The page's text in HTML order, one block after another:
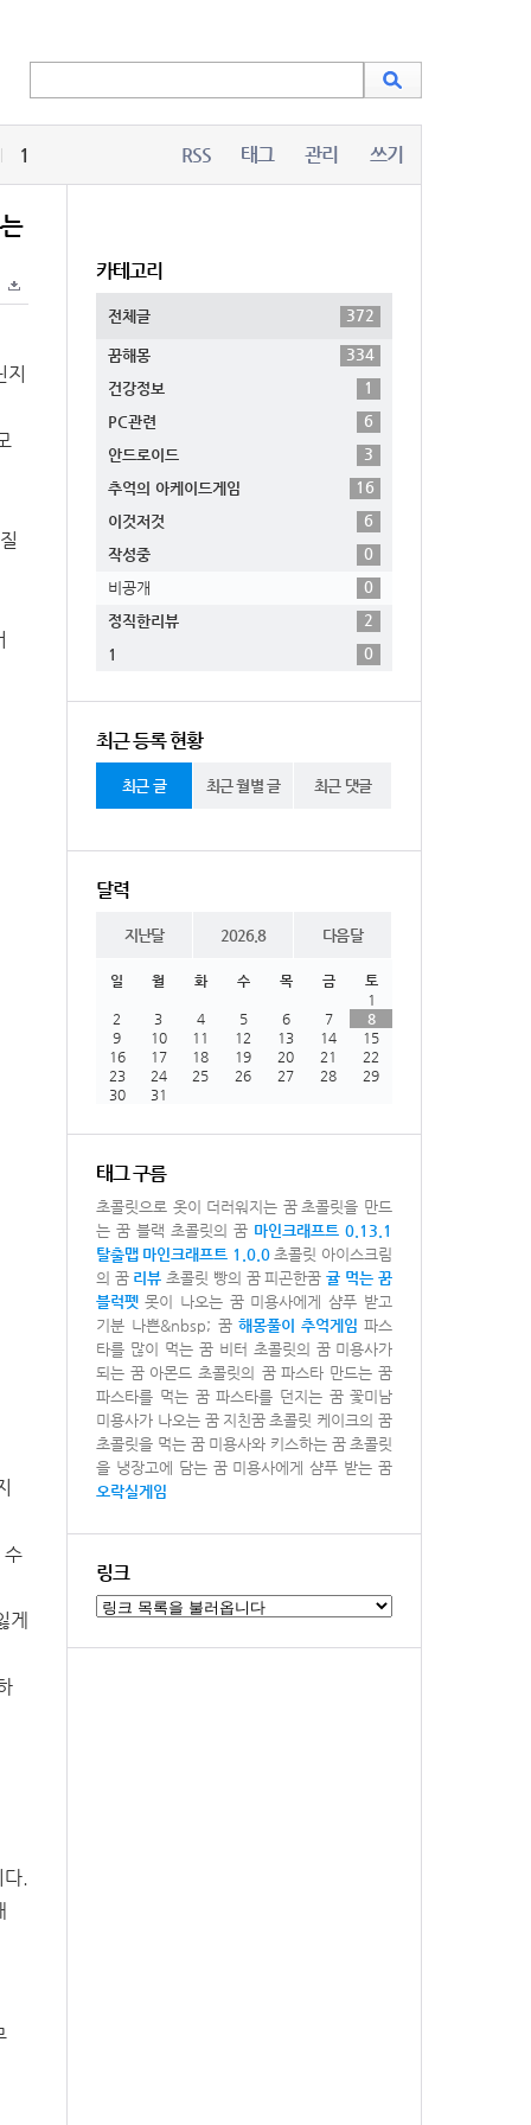
1 RSS 태그 관리 쓰기
수
게
다.
카테고리
전체글 372
꿈해몽
334
건강정보
1
PC관련
6
안드로이드
3
추억의 아케이드게임
16
이것저것
6
작성중
0
비공개
0
정직한리뷰
2
1
0
최근 등록 현황
최근 글 최근 월별 글 최근 댓글
달력
지난달 2026.8 다음달
일 월 화 수 목 금
토
1
2
3 4 5 6 7
8
9
10 11 12 13 14
15
16
17 18 19 20 21
22
23
24 25 26 27 28
29
30
31
태그 구름
초콜릿으로 옷이 더러워지는 꿈 초콜릿을 만드
는 꿈 블랙 초콜릿의 꿈 마인크래프트 0.13.1
탈출맵 마인크래프트 1.0.0 초콜릿 아이스크림
의 꿈 리뷰 초콜릿 빵의 꿈 피곤한꿈 귤 먹는 꿈
블럭펫 못이 나오는 꿈 미용사에게 샴푸 받고
기분 나쁜&nbsp; 꿈 해몽풀이 추억게임 파스
타를 많이 먹는 꿈 비터 초콜릿의 꿈 미용사가
되는 꿈 아몬드 초콜릿의 꿈 파스타 만드는 꿈
파스타를 먹는 꿈 파스타를 던지는 꿈 꽃미남
미용사가 나오는 꿈 지친꿈 초콜릿 케이크의 꿈
초콜릿을 먹는 꿈 미용사와 키스하는 꿈 초콜릿
을 냉장고에 담는 꿈 미용사에게 샴푸 받는 꿈
오락실게임
링크